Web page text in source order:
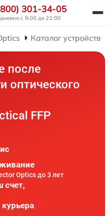
301-34-05
с 9:00 до 21:00
Каталог устройств
после
оптического
FFP
Optics до 3 лет
счет,